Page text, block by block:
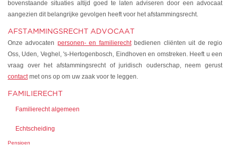
bovenstaande situaties altijd goed te laten adviseren door een advocaat
aangezien dit belangrijke gevolgen heeft voor het afstammingsrecht.
AFSTAMMINGSRECHT ADVOCAAT
Onze advocaten personen- en familierechtbedienen cliënten uit de regio
Oss, Uden, Veghel, 's-Hertogenbosch, Eindhoven en omstreken. Heeft u een
vraag over het afstammingsrecht of juridisch ouderschap, neem gerust
contactmet ons op om uw zaak voor te leggen.
FAMILIERECHT
Familierecht algemeen
Echtscheiding
Pensioen